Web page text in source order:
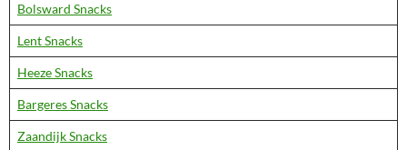
Bolsward Snacks
Lent Snacks
Heeze Snacks
Bargeres Snacks
Zaandijk Snacks